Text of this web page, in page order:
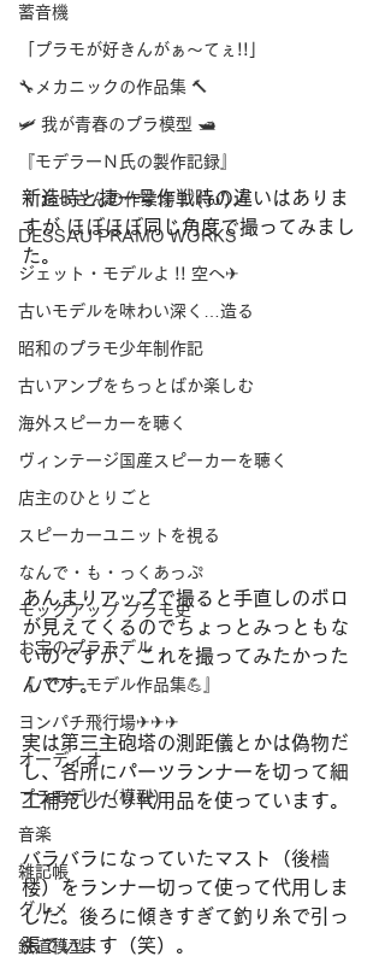
蓄音機
「プラモが好きんがぁ～てぇ!!」
🔧メカニックの作品集 🔨
🛩 我が青春のプラ模型 🛥
『モデラーＮ氏の製作記録』
《 おっさんの作業場 》('ω')ノ
DESSAU PRAMO WORKS
ジェット・モデルよ !! 空へ✈
古いモデルを味わい深く…造る
昭和のプラモ少年制作記
古いアンプをちっとばか楽しむ
海外スピーカーを聴く
ヴィンテージ国産スピーカーを聴く
店主のひとりごと
スピーカーユニットを視る
なんで・も・っくあっぷ
モックアップ プラモ史
お宝のプラモデル
『パワーモデル作品集💪』
ヨンパチ飛行場✈✈✈
オーディオ
プラモデル（模型）
音楽
雑記帳
グルメ
鉄道模型
新造時と捷一号作戦時の違いはありま
すが ほぼほぼ同じ角度で撮ってみまし
た。
あんまりアップで撮ると手直しのボロ
が見えてくるのでちょっとみっともな
いのですが、これを撮ってみたかった
んです。
実は第三主砲塔の測距儀とかは偽物だ
し、各所にパーツランナーを切って細
工補充したり代用品を使っています。
バラバラになっていたマスト（後檣
楼）をランナー切って使って代用しま
した。後ろに傾きすぎて釣り糸で引っ
張ています（笑）。